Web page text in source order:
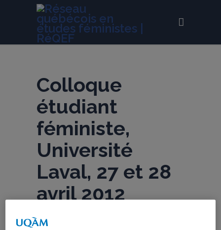
Colloque
étudiant
féministe,
Université
Laval, 27 et 28
avril 2012
Conférences